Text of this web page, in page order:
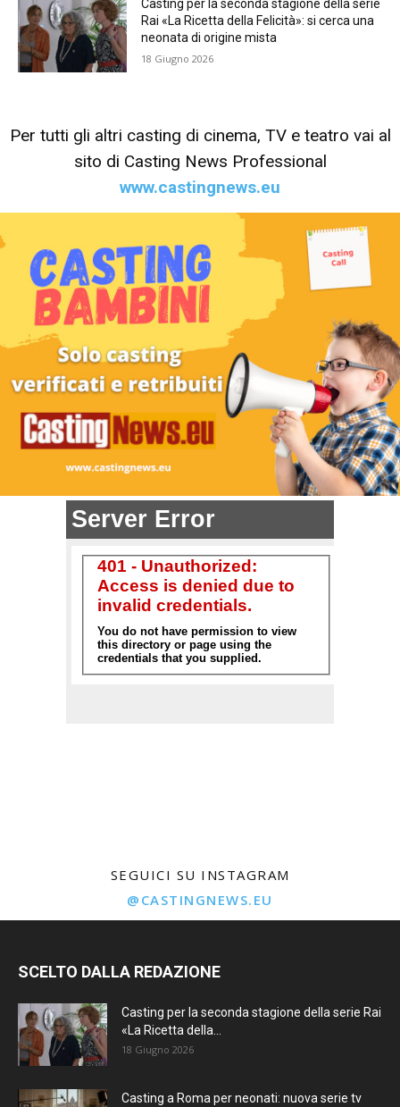
Casting per la seconda stagione della serie
Rai «La Ricetta della Felicità»: si cerca una
neonata di origine mista
18 Giugno 2026
Per tutti gli altri casting di cinema, TV e teatro vai al
sito di Casting News Professional
www.castingnews.eu
SEGUICI SU INSTAGRAM
@CASTINGNEWS.EU
SCELTO DALLA REDAZIONE
Casting per la seconda stagione della serie Rai
«La Ricetta della...
18 Giugno 2026
Casting a Roma per neonati: nuova serie tv